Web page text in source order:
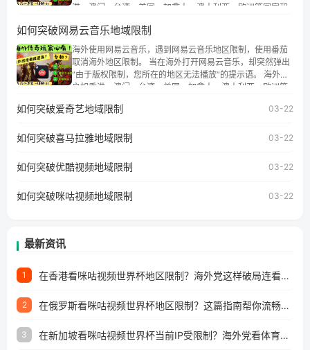
港、澳门、台湾、美国、加拿大、澳大利亚、欧洲等国家和
权限制问题，且仅能在中国大陆地区播放。 遇到这个问题的
朋友们，使用番茄回国加速器，即可解决「海外用户收听腾
讯视频地区版权限制」的问题，无论人在香港、澳门、台
湾、美国、加拿大、澳大利亚、欧洲等国家和地区工作、留
学、定居等，都可以使用，不再因地区和版权限制所困扰。
如何突破网易云音乐地域限制
海外使用网易云音乐，遇到网易云音乐地区限制，使用番茄
取消海外地区限制。 当在海外打开网易云音乐，却突然弹出
“由于版权限制，您所在的地区无法播放”的提示语。 海外用
户如香港、澳门、台湾、美国、加拿大、澳大利亚、欧洲等
地区及版权限制问题，且仅能在中国大陆地区播放。 遇到这
户收听网易云音乐地区版权限制」的问题，无论人在香港、
工作、留学、定居等，都可以使用，不再因地区和版权限制
所困扰。
如何突破爱奇艺地域限制 03-22
如何突破喜马拉雅地域限制 03-22
如何突破优酷视频地域限制 03-22
如何突破咪咕视频地域限制 03-22
最新资讯
1 在香港看咪咕视频世界杯地区限制？海外党这样破局连看7天不卡顿！
2 在俄罗斯看咪咕视频世界杯地区限制？这篇指南帮你流畅看中文解说赛事
3 在新加坡看咪咕视频世界杯当前IP受限制？海外党看体育赛事的终极破局指南